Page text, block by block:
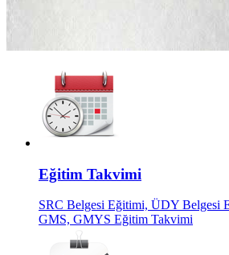
Eğitim Takvimi
SRC Belgesi Eğitimi, ÜDY Belgesi
GMS, GMYS Eğitim Takvimi